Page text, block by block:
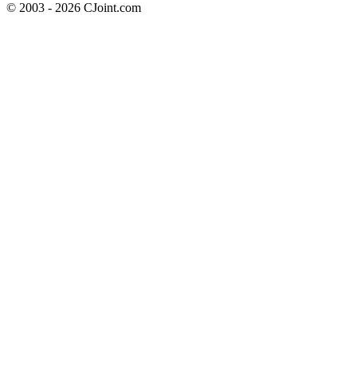
© 2003 - 2026 CJoint.com